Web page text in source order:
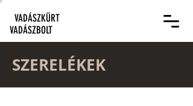
VADÁSZKÜRT
VADÁSZBOLT
SZERELÉKEK